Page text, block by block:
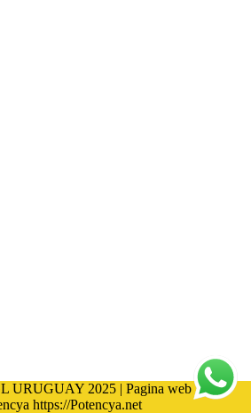
URUGUAY 2025 | Pagina web
https://Potencya.net